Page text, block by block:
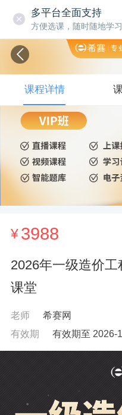
多平台全面支持
方便选课，随时随地学习
¥3988
2026年一级造价
课堂
老师
希赛网
有效期
有效期至 2026-
课程详情